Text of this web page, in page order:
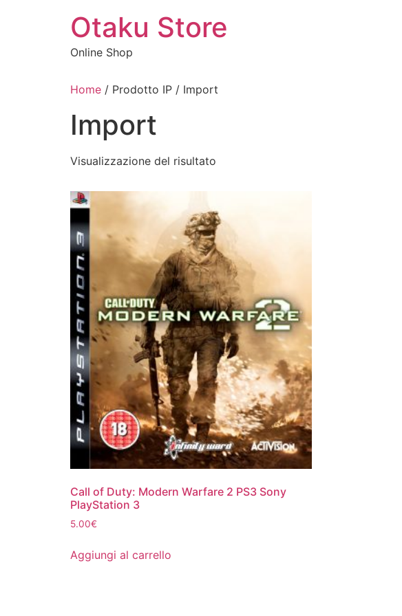
Otaku Store
Online Shop
Home / Prodotto IP / Import
Import
Visualizzazione del risultato
Call of Duty: Modern Warfare 2 PS3 Sony
PlayStation 3
5.00€
Aggiungi al carrello